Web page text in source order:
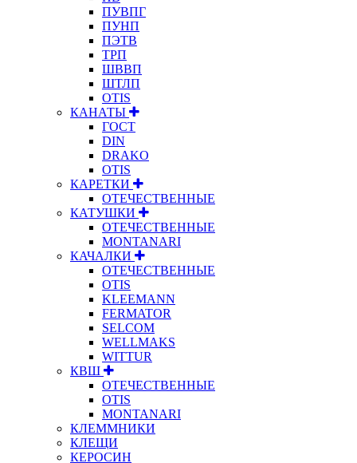
ПУВПГ
ПУНП
ПЭТВ
ТРП
ШВВП
ШТЛП
OTIS
КАНАТЫ
ГОСТ
DIN
DRAKO
OTIS
КАРЕТКИ
ОТЕЧЕСТВЕННЫЕ
КАТУШКИ
ОТЕЧЕСТВЕННЫЕ
MONTANARI
КАЧАЛКИ
ОТЕЧЕСТВЕННЫЕ
OTIS
KLEEMANN
FERMATOR
SELCOM
WELLMAKS
WITTUR
КВШ
ОТЕЧЕСТВЕННЫЕ
OTIS
MONTANARI
КЛЕММНИКИ
КЛЕЩИ
КЕРОСИН